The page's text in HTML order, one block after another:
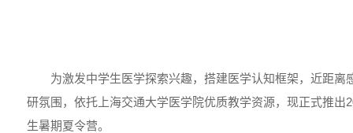
为激发中学生医学探索兴趣，搭建医学认知框架，近距离
研氛围，依托上海交通大学医学院优质教学资源，现正式推出
生暑期夏令营。